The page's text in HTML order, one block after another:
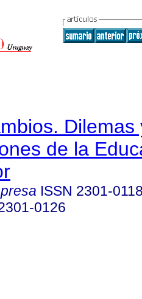
Dilemas
de la
ISSN 2301-
0126